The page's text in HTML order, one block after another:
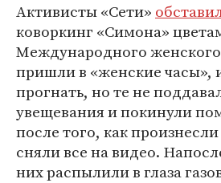
Активисты «Сети»
коворкинг «Симона»
Международного
пришли в «женские часы»,
прогнать, но те не
увещевания и покинули
после того, как
сняли все на видео.
них распылили в глаза